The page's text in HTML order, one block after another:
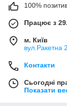
100%
Працює з
м. Київ
вул.Ракетна
Контакти
Сьогодні
Показати